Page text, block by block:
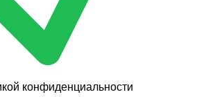
конфиденциальности